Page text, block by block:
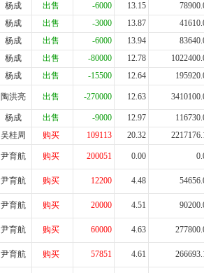
杨成 出售 -6000 13.15
杨成 出售 -3000 13.87
杨成 出售 -6000 13.94
杨成 出售 -80000 12.78
杨成 出售 -15500 12.64
陶洪亮 出售 -270000 12.63
杨成 出售 -9000 12.97
吴桂周 购买 109113 20.32
尹育航 购买 200051 0.00
尹育航 购买 12200 4.48
尹育航 购买 20000 4.51
尹育航 购买 60000 4.63
尹育航 购买 57851 4.61